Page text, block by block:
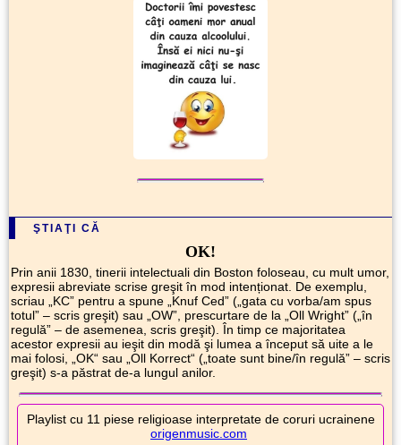
ŞTIAŢI CĂ
OK!
Prin anii 1830, tinerii intelectuali din Boston foloseau, cu mult umor,
expresii abreviate scrise greşit în mod intenționat. De exemplu,
scriau „KC” pentru a spune „Knuf Ced” („gata cu vorba/am spus
totul” – scris greşit) sau „OW”, prescurtare de la „Oll Wright” („în
regulă” – de asemenea, scris greşit). În timp ce majoritatea
acestor expresii au ieşit din modă şi lumea a început să uite a le
mai folosi, „OK“ sau „Oll Korrect“ („toate sunt bine/în regulă” – scris
greşit) s-a păstrat de-a lungul anilor.
Playlist cu 11 piese religioase interpretate de coruri ucrainene
origenmusic.com